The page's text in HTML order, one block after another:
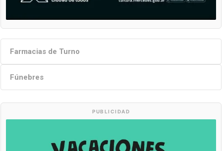
Farmacias de Turno
Fúnebres
PUBLICIDAD